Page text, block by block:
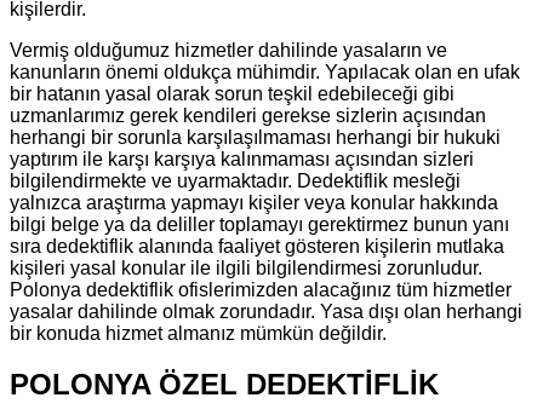
kişilerdir.
Vermiş olduğumuz hizmetler dahilinde yasaların ve
kanunların önemi oldukça mühimdir. Yapılacak olan en ufak
bir hatanın yasal olarak sorun teşkil edebileceği gibi
uzmanlarımız gerek kendileri gerekse sizlerin açısından
herhangi bir sorunla karşılaşılmaması herhangi bir hukuki
yaptırım ile karşı karşıya kalınmaması açısından sizleri
bilgilendirmekte ve uyarmaktadır. Dedektiflik mesleği
yalnızca araştırma yapmayı kişiler veya konular hakkında
bilgi belge ya da deliller toplamayı gerektirmez bunun yanı
sıra dedektiflik alanında faaliyet gösteren kişilerin mutlaka
kişileri yasal konular ile ilgili bilgilendirmesi zorunludur.
Polonya dedektiflik ofislerimizden alacağınız tüm hizmetler
yasalar dahilinde olmak zorundadır. Yasa dışı olan herhangi
bir konuda hizmet almanız mümkün değildir.
POLONYA ÖZEL DEDEKTİFLİK